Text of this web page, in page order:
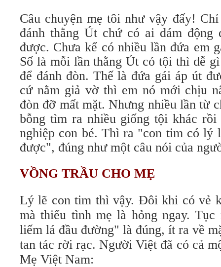
Câu chuyện mẹ tôi như vậy đấy!
đánh thằng Út chứ có ai dám động
được. Chưa kể có nhiều lần đứa em
Số là mỗi lần thằng Út có tội thì dễ
để đánh đòn. Thế là đứa gái áp út
cứ nằm giả vờ thì em nó mới chịu
đòn đỡ mất mặt. Nhưng nhiều lần từ
bỗng tìm ra nhiều giống tội khác
nghiệp con bé. Thì ra "con tim có lý
được", đúng như một câu nói của
VỒNG TRẦU CHO MẸ
Lý lẽ con tim thì vậy. Đôi khi có vẻ
mà thiếu tình mẹ là hỏng ngay.
liếm lá đầu đường" là đúng, ít ra về
tan tác rời rạc. Người Việt đã có cả
Mẹ Việt Nam: